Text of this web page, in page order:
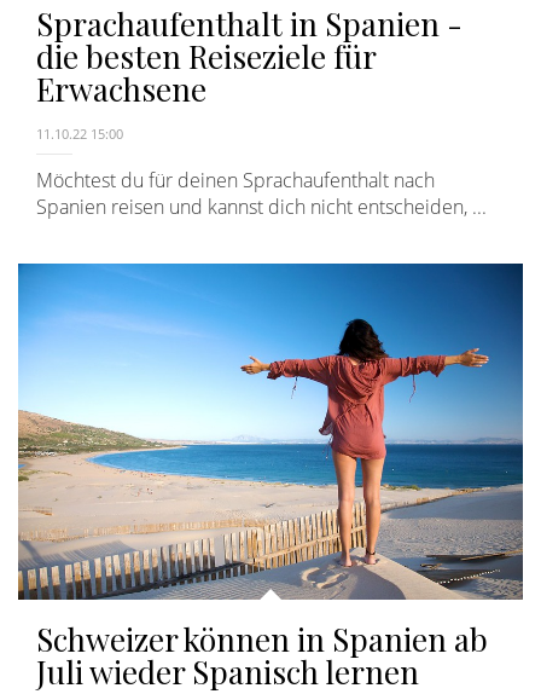
Sprachaufenthalt in Spanien -
die besten Reiseziele für
Erwachsene
11.10.22 15:00
Möchtest du für deinen Sprachaufenthalt nach
Spanien reisen und kannst dich nicht entscheiden, ...
Schweizer können in Spanien ab
Juli wieder Spanisch lernen